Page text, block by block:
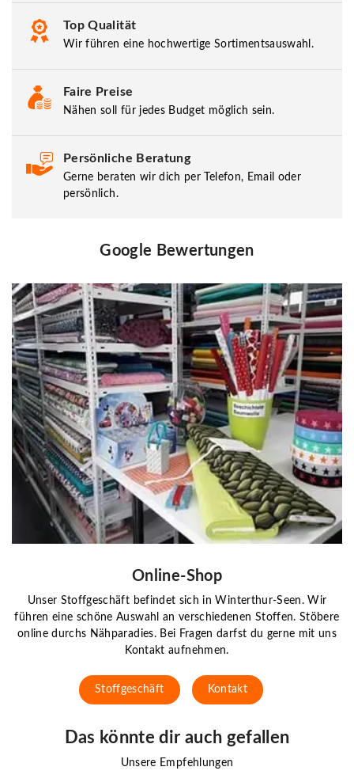
Top Qualität
Wir führen eine hochwertige Sortimentsauswahl.
Faire Preise
Nähen soll für jedes Budget möglich sein.
Persönliche Beratung
Gerne beraten wir dich per Telefon, Email oder
persönlich.
Google Bewertungen
Online-Shop
Unser Stoffgeschäft befindet sich in Winterthur-Seen. Wir
führen eine schöne Auswahl an verschiedenen Stoffen. Stöbere
online durchs Nähparadies. Bei Fragen darfst du gerne mit uns
Kontakt aufnehmen.
Stoffgeschäft Kontakt
Das könnte dir auch gefallen
Unsere Empfehlungen